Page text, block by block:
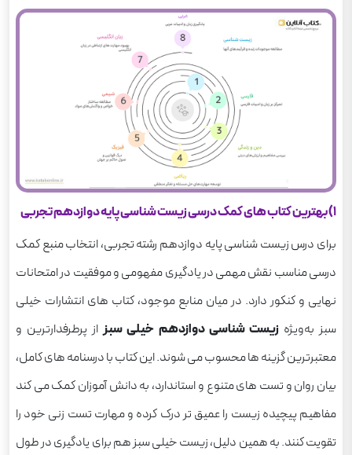
1) بهترین کتاب های کمک درسی زیست شناسی پایه دوازدهم تجربی
برای درس زیست شناسی پایه دوازدهم رشته تجربی، انتخاب منبع کمک
درسی مناسب نقش مهمی در یادگیری مفهومی و موفقیت در امتحانات
نهایی و کنکور دارد. در میان منابع موجود، کتاب های انتشارات خیلی
سبز به‌ویژه زیست شناسی دوازدهم خیلی سبزاز پرطرفدارترین و
معتبرترین گزینه ها محسوب می شوند. این کتاب با درسنامه های کامل،
بیان روان و تست های متنوع و استاندارد، به دانش آموزان کمک می کند
مفاهیم پیچیده زیست را عمیق تر درک کرده و مهارت تست زنی خود را
تقویت کنند. به همین دلیل، زیست خیلی سبز هم برای یادگیری در طول